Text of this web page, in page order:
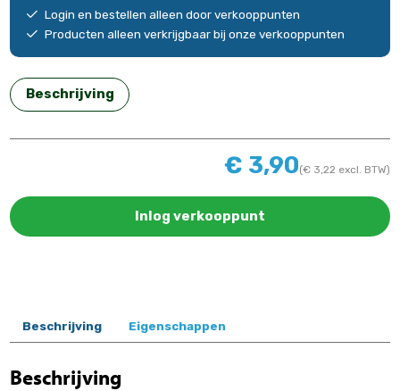
€ 3,90(€3,22 excl. BTW)
Inlog verkooppunt
Login en bestellen alleen door verkooppunten
Producten alleen verkrijgbaar bij onze verkooppunten
Beschrijving
Beschrijving Eigenschappen
Beschrijving